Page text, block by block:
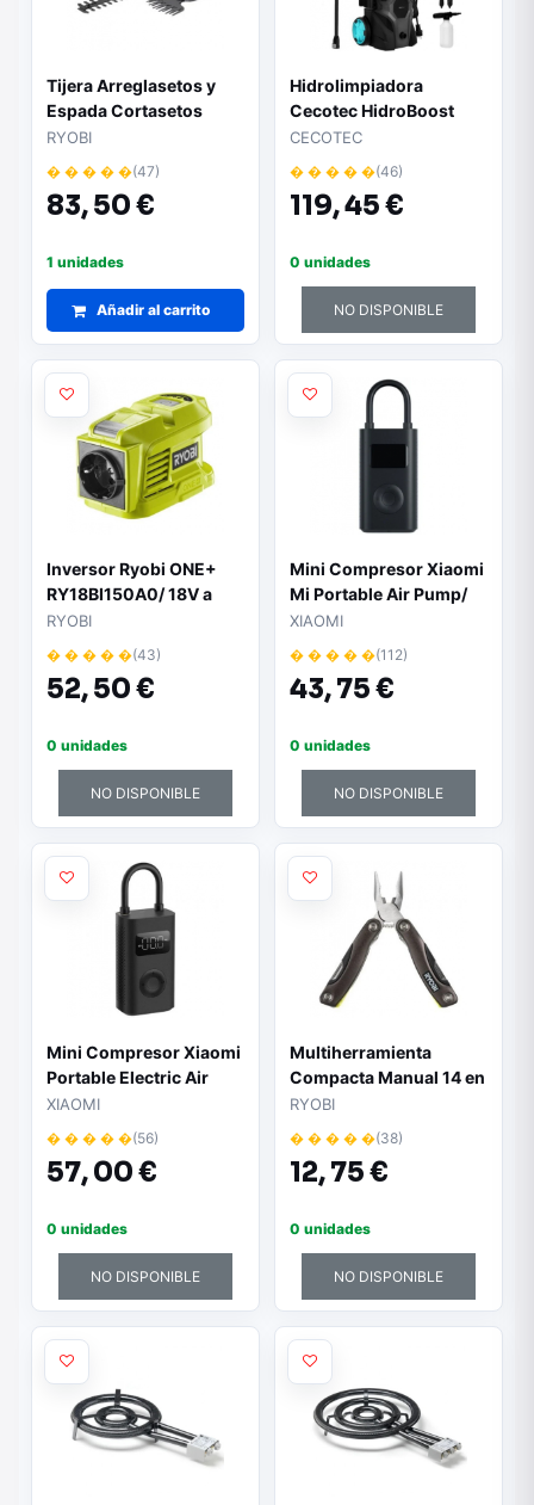
Tijera Arreglasetos y
Espada Cortasetos
Ryobi ONE+ 18V
RY18GSA0/ Sin Batería
ni Cargador
RYOBI
� � � � �(47)
83,50 €
1 unidades
Añadir al carrito
Hidrolimpiadora
Cecotec HidroBoost
2000 Car&Garden Pro -
Presión hasta 150 bar |
Caudal 450 l/h |
Potencia 2000W
CECOTEC
� � � � �(46)
119,45 €
0 unidades
NO DISPONIBLE
Inversor Ryobi ONE+
RY18BI150A0/ 18V a
230V/150W/ Sin Batería
ni Cargador
RYOBI
� � � � �(43)
52,50 €
0 unidades
NO DISPONIBLE
Mini Compresor Xiaomi
Mi Portable Air Pump/
2000 mAh/ 150 psi
XIAOMI
� � � � �(112)
43,75 €
0 unidades
NO DISPONIBLE
Mini Compresor Xiaomi
Portable Electric Air
Compressor 1s/ 2000
mAh/ 150 psi
XIAOMI
� � � � �(56)
57,00 €
0 unidades
NO DISPONIBLE
Multiherramienta
Compacta Manual 14 en
1 Ryobi RMT14/ 68mm
RYOBI
� � � � �(38)
12,75 €
0 unidades
NO DISPONIBLE